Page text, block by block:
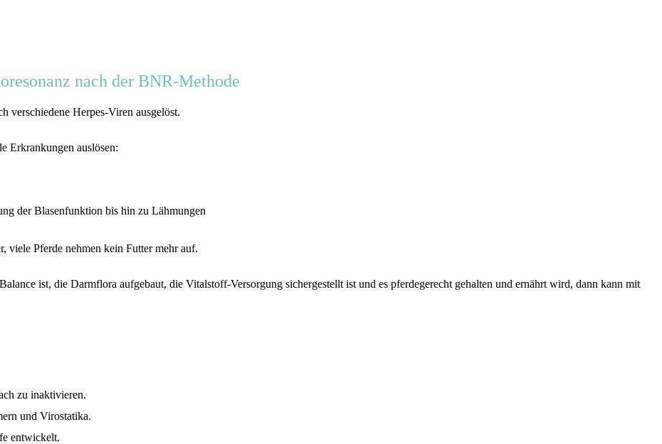
nach der BNR-Methode
verschiedene Herpes-Viren ausgelöst.
Erkrankungen auslösen:
der Blasenfunktion bis hin zu Lähmungen
viele Pferde nehmen kein Futter mehr auf.
ist, die Darmflora aufgebaut, die Vitalstoff-Versorgung sichergestellt ist und es pferdegerecht gehalten und ernährt wird, dann kann mit
zu inaktivieren.
und Virostatika.
entwickelt.